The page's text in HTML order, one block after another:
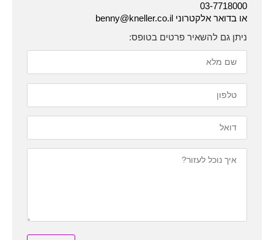
03-7718000
או בדואר אלקטרוני benny@kneller.co.il
ניתן גם להשאיר פרטים בטופס: